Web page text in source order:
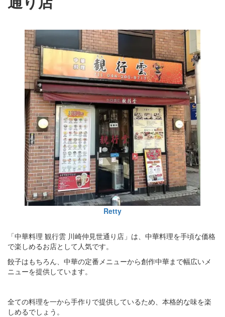
Retty
「中華料理 観行雲 川崎仲見世通り店」は、中華料理を手頃な価格
で楽しめるお店として人気です。
餃子はもちろん、中華の定番メニューから創作中華まで幅広いメ
ニューを提供しています。
全ての料理を一から手作りで提供しているため、本格的な味を楽
しめるでしょう。